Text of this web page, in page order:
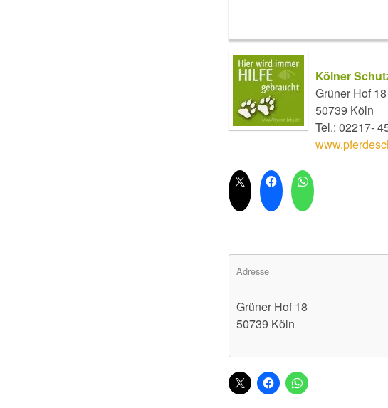
Kölner
Grüner Hof 18
50739 Köln
Tel.: 02217-
Adresse
Grüner Hof 18
50739 Köln